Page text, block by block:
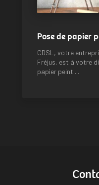
Pose de papier
CDSL, votre
Fréjus, est à votre
papier peint....